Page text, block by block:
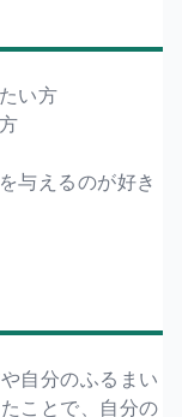
い方
与えるのが好き
自分のふるまい
ことで、自分の